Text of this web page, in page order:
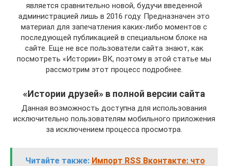
является сравнительно новой, будучи введенной
администрацией лишь в 2016 году. Предназначен это
материал для запечатления каких-либо моментов с
последующей публикацией в специальном блоке на
сайте. Еще не все пользователи сайта знают, как
посмотреть «Истории» ВК, поэтому в этой статье мы
рассмотрим этот процесс подробнее.
«Истории друзей» в полной версии сайта
Данная возможность доступна для использования
исключительно пользователям мобильного приложения
за исключением процесса просмотра.
Читайте также: Импорт RSS Вконтакте: что